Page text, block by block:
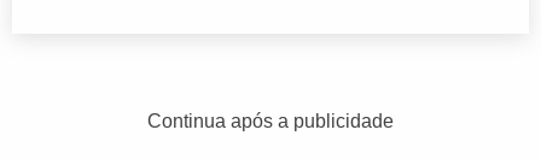
Continua após a publicidade